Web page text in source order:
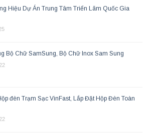
Hiệu Dự Án Trung Tâm Triển Lãm Quốc Gia
Bộ Chữ SamSung, Bộ Chữ Inox Sam Sung
đèn Trạm Sạc VinFast, Lắp Đặt Hộp Đèn Toàn